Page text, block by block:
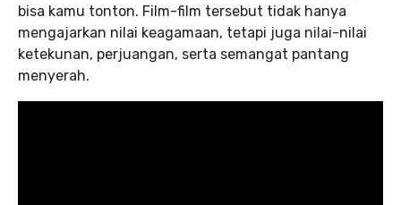
bisa kamu tonton. Film-film tersebut tidak hanya
mengajarkan nilai keagamaan, tetapi juga nilai-nilai
ketekunan, perjuangan, serta semangat pantang
menyerah.